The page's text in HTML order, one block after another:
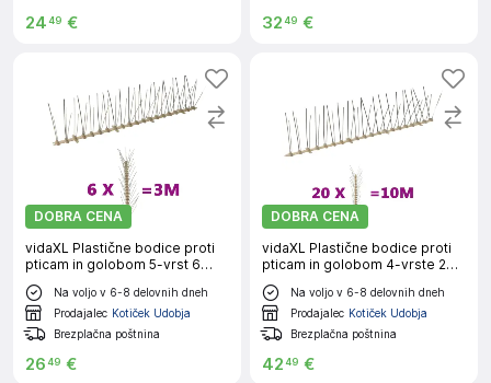
2449 € 3249 €
DOBRA CENA
vidaXL Plastične bodice proti
pticam in golobom 5-vrst 6
kosov 3 m
Na voljo v 6-8 delovnih dneh
Prodajalec Kotiček Udobja
Brezplačna poštnina
2649 €
DOBRA CENA
vidaXL Plastične bodice proti
pticam in golobom 4-vrste 20
kosov 10 m
Na voljo v 6-8 delovnih dneh
Prodajalec Kotiček Udobja
Brezplačna poštnina
4249 €